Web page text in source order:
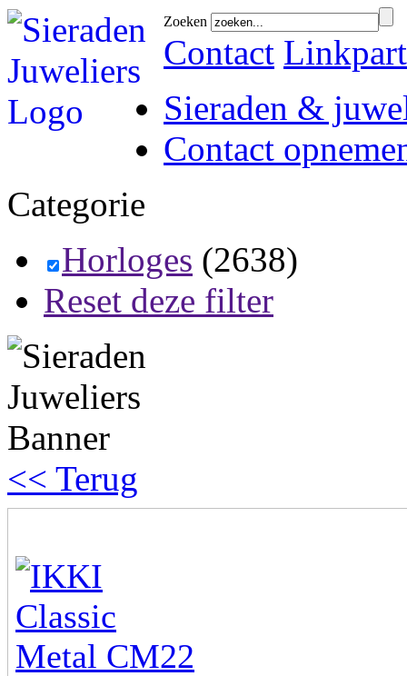
Zoeken
Contact
Sieraden &
Contact
Categorie
Horloges (2638)
Reset deze filter
<< Terug